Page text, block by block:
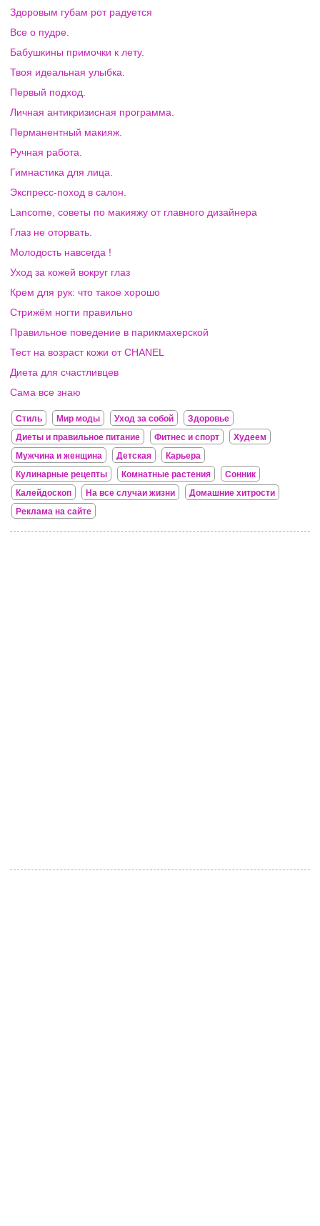
Здоровым губам рот радуется
Все о пудре.
Бабушкины примочки к лету.
Твоя идеальная улыбка.
Первый подход.
Личная антикризисная программа.
Перманентный макияж.
Ручная работа.
Гимнастика для лица.
Экспресс-поход в салон.
Lancome, советы по макияжу от главного дизайнера
Глаз не оторвать.
Молодость навсегда !
Уход за кожей вокруг глаз
Крем для рук: что такое хорошо
Стрижём ногти правильно
Правильное поведение в парикмахерской
Тест на возраст кожи от CHANEL
Диета для счастливцев
Сама все знаю
Стиль Мир моды Уход за собой
Здоровье
Диеты и правильное питание
Фитнес и спорт
Худеем
Мужчина и женщина
Детская
Карьера
Кулинарные рецепты
Комнатные растения
Сонник
Калейдоскоп
На все случаи жизни
Домашние хитрости
Реклама на сайте